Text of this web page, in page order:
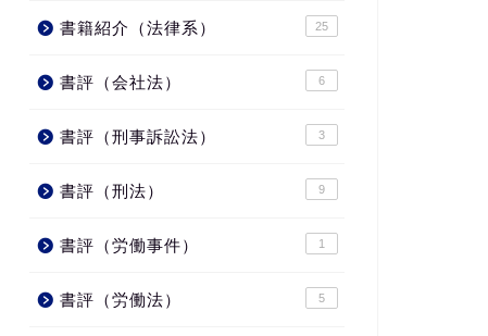
書籍紹介（法律系） 25
書評（会社法） 6
書評（刑事訴訟法） 3
書評（刑法） 9
書評（労働事件） 1
書評（労働法） 5